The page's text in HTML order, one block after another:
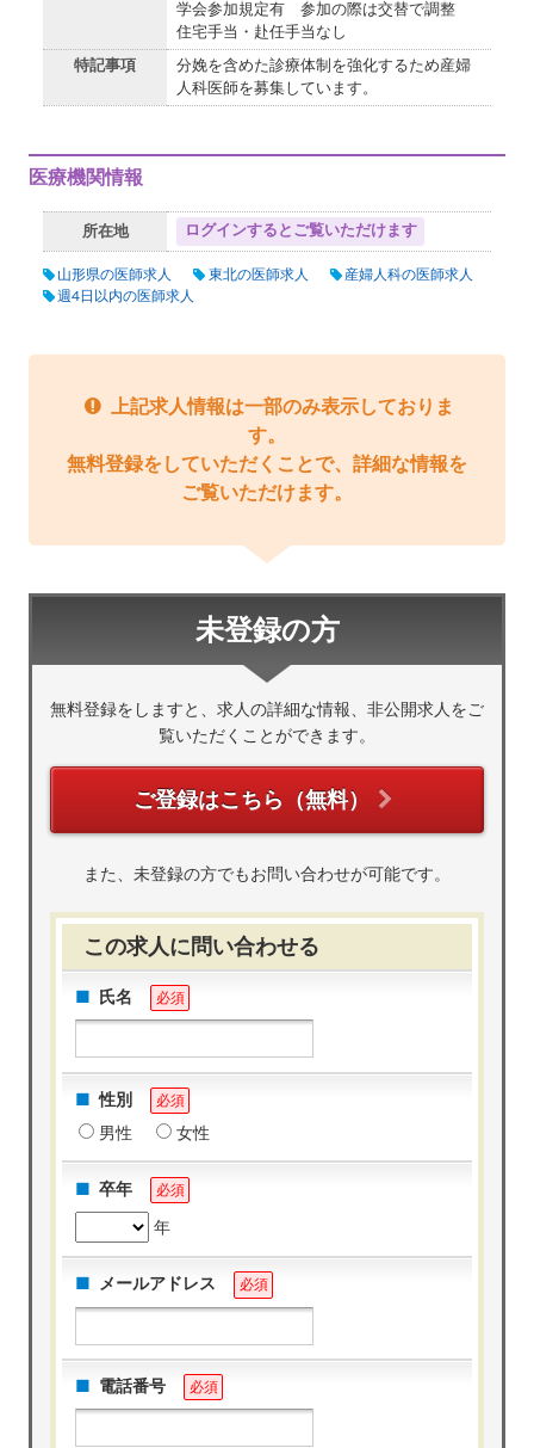
学会参加規定有 参加の際は交替で調整
住宅手当・赴任手当なし
特記事項
分娩を含めた診療体制を強化するため産婦
人科医師を募集しています。
医療機関情報
所在地 ログインするとご覧いただけます
山形県の医師求人 東北の医師求人
産婦人科の医師求人
週4日以内の医師求人
上記求人情報は一部のみ表示しておりま
す。
無料登録をしていただくことで、詳細な情報を
ご覧いただけます。
未登録の方
無料登録をしますと、求人の詳細な情報、非公開求人をご
覧いただくことができます。
ご登録はこちら（無料）
また、未登録の方でもお問い合わせが可能です。
この求人に問い合わせる
氏名 必須
性別 必須
男性 女性
卒年 必須
年
メールアドレス 必須
電話番号 必須